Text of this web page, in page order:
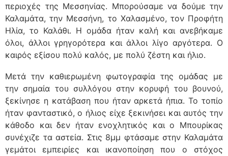
περιοχές της Μεσσηνίας. Μπορούσαμε να δούμε την
Καλαμάτα, την Μεσσήνη, το Χαλασμένο, τον Προφήτη
Ηλία, το Καλάθι. Η ομάδα ήταν καλή και ανεβήκαμε
όλοι, άλλοι γρηγορότερα και άλλοι λίγο αργότερα. Ο
καιρός εξίσου πολύ καλός, με πολύ ζέστη και ήλιο.
Μετά την καθιερωμένη φωτογραφία της ομάδας με
την σημαία του συλλόγου στην κορυφή του βουνού,
ξεκίνησε η κατάβαση που ήταν αρκετά ήπια. Το τοπίο
ήταν φανταστικό, ο ήλιος είχε ξεκινήσει και αυτός την
κάθοδο και δεν ήταν ενοχλητικός και ο Μπουρίκας
συνέχιζε τα αστεία. Στις 8μμ φτάσαμε στην Καλαμάτα
γεμάτοι εμπειρίες και ικανοποίηση που ο στόχος